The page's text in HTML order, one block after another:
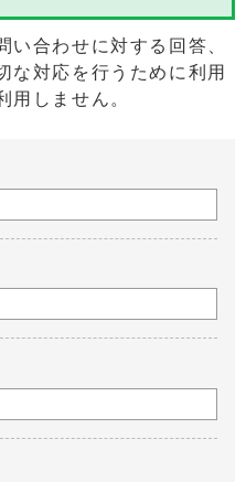
い合わせに対する回答、
な対応を行うために利用
用しません。